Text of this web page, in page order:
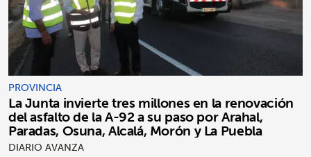
PROVINCIA
La Junta invierte tres millones en la renovación
del asfalto de la A-92 a su paso por Arahal,
Paradas, Osuna, Alcalá, Morón y La Puebla
DIARIO AVANZA